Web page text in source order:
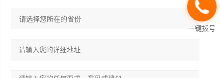
一键拨号